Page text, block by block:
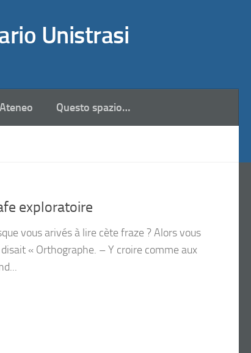
Unistrasi
Questo spazio…
exploratoire
vous arivés à lire cète fraze ? Alors vous
« Orthographe. – Y croire comme aux